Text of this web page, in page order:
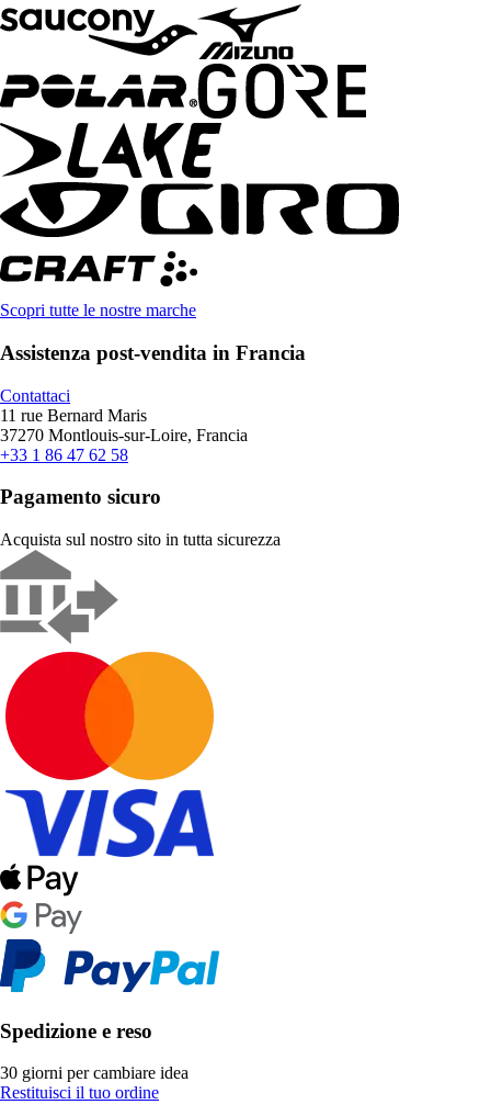
Scopri tutte le nostre marche
Assistenza post-vendita in Francia
Contattaci
11 rue Bernard Maris
37270 Montlouis-sur-Loire, Francia
+33 1 86 47 62 58
Pagamento sicuro
Acquista sul nostro sito in tutta sicurezza
Spedizione e reso
30 giorni per cambiare idea
Restituisci il tuo ordine